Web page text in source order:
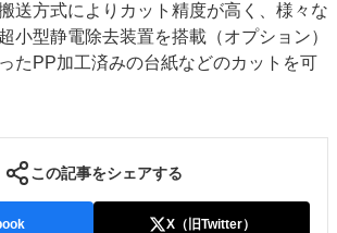
送方式によりカット精度が高く、様々な
小型静電除去装置を搭載（オプション）
たPP加工済みの台紙などのカットを可
この記事をシェアする
X（旧Twitter）